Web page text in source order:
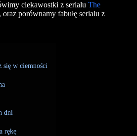
ciekawostki z serialu The
porównamy fabułę serialu z
się w ciemności
dni
rękę